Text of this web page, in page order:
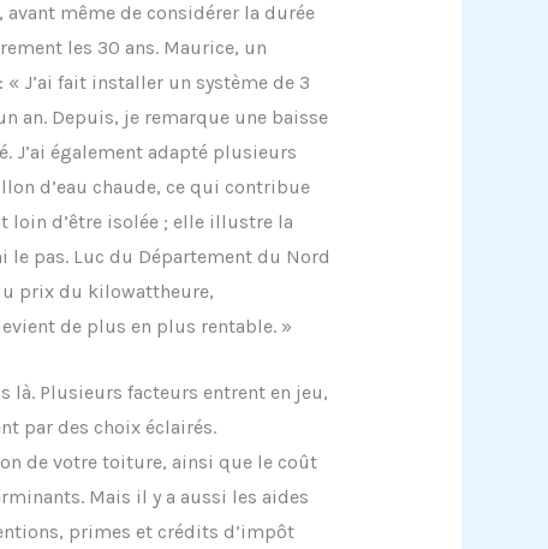
même de considérer la durée
les 30 ans. Maurice, un
J’ai fait installer un système de 3
an. Depuis, je remarque une baisse
J’ai également adapté plusieurs
d’eau chaude, ce qui contribue
loin d’être isolée ; elle illustre la
le pas. Luc du Département du Nord
prix du kilowattheure,
de plus en plus rentable. »
là. Plusieurs facteurs entrent en jeu,
par des choix éclairés.
de votre toiture, ainsi que le coût
Mais il y a aussi les aides
primes et crédits d’impôt